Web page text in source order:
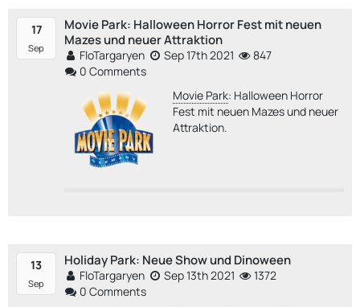
17
Sep
Movie Park: Halloween Horror Fest mit neuen
Mazes und neuer Attraktion
FloTargaryen Sep 17th 2021
847
0 Comments
Movie Park: Halloween Horror
Fest mit neuen Mazes und neuer
Attraktion.
13
Sep
Holiday Park: Neue Show und Dinoween
FloTargaryen Sep 13th 2021
1372
0 Comments